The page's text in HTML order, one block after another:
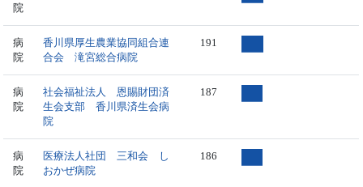
院
病
院
香川県厚生農業協同組合連
合会 滝宮総合病院
191
病
院
社会福祉法人 恩賜財団済
生会支部 香川県済生会病
院
187
病
院
医療法人社団 三和会 し
おかぜ病院
186